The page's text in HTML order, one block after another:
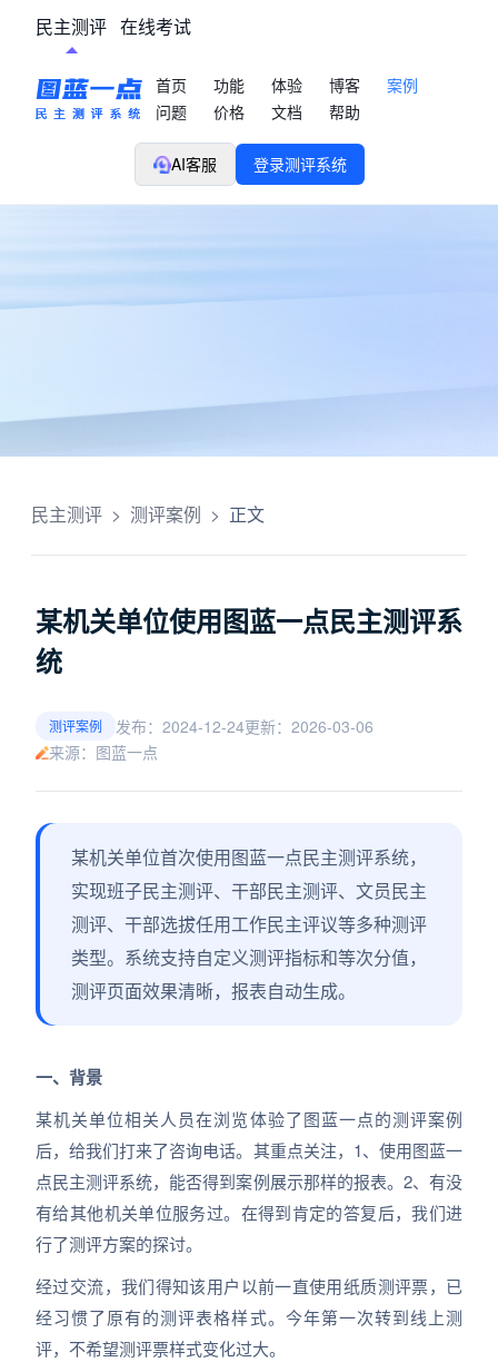
民主测评 在线考试
首页 功能 体验 博客
案例
问题
价格 文档 帮助
AI客服 登录测评系统
民主测评 > 测评案例 > 正文
某机关单位使用图蓝一点民主测评系
统
测评案例 发布：2024-12-24更新：2026-03-06
来源：图蓝一点
某机关单位首次使用图蓝一点民主测评系统，
实现班子民主测评、干部民主测评、文员民主
测评、干部选拔任用工作民主评议等多种测评
类型。系统支持自定义测评指标和等次分值，
测评页面效果清晰，报表自动生成。
一、背景
某机关单位相关人员在浏览体验了图蓝一点的测评案例
后，给我们打来了咨询电话。其重点关注，1、使用图蓝一
点民主测评系统，能否得到案例展示那样的报表。2、有没
有给其他机关单位服务过。在得到肯定的答复后，我们进
行了测评方案的探讨。
经过交流，我们得知该用户以前一直使用纸质测评票，已
经习惯了原有的测评表格样式。今年第一次转到线上测
评，不希望测评票样式变化过大。